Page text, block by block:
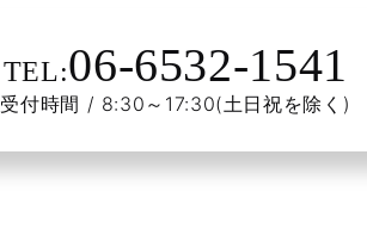
TEL:06-6532-1541
受付時間 / 8:30～17:30(土日祝を除く)